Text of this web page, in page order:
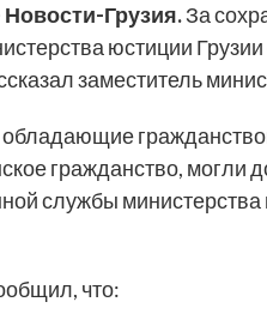
Новости-Грузия.За
юстиции
заместитель
гражданство, могли
службы
что: